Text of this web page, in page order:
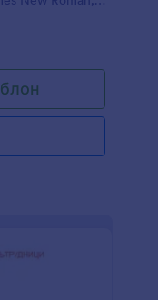
кратко
на
не
ще бъдат